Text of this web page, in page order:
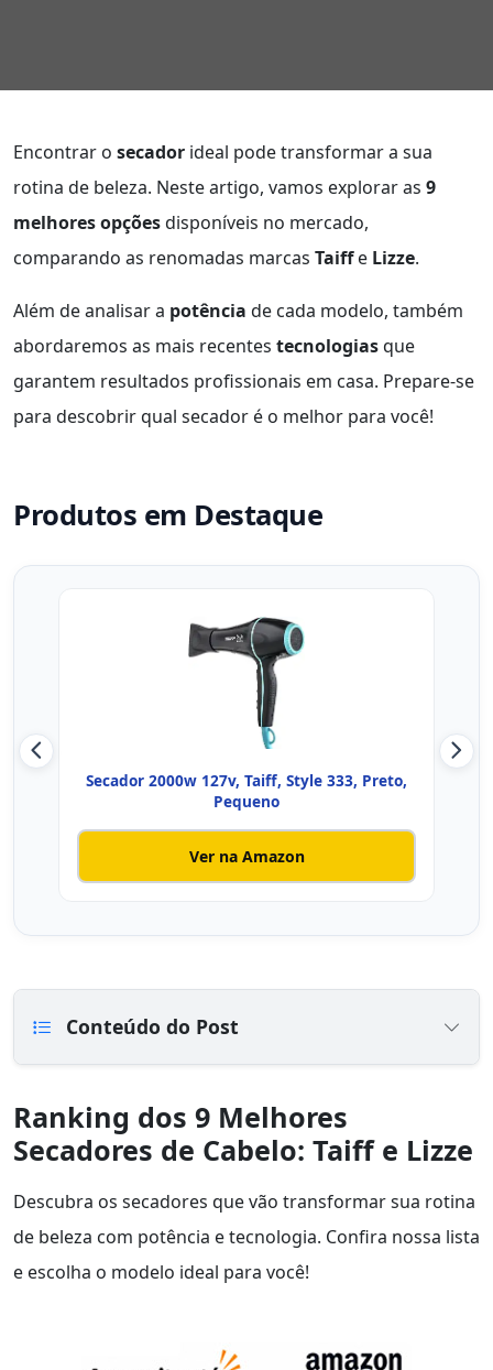
Encontrar o secador ideal pode transformar a sua
rotina de beleza. Neste artigo, vamos explorar as 9
melhores opçõesdisponíveis no mercado,
comparando as renomadas marcas Taiffe Lizze.
Além de analisar a potência de cada modelo, também
abordaremos as mais recentes tecnologiasque
garantem resultados profissionais em casa. Prepare-se
para descobrir qual secador é o melhor para você!
Produtos em Destaque
Secador 2000w 127v, Taiff, Style 333, Preto,
Pequeno
Ver na Amazon
Conteúdo do Post
Ranking dos 9 Melhores
Secadores de Cabelo: Taiff e Lizze
Descubra os secadores que vão transformar sua rotina
de beleza com potência e tecnologia. Confira nossa lista
e escolha o modelo ideal para você!